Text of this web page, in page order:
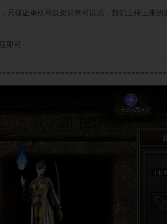
只保证单机可以架起来可以玩，我们上传上来
即可